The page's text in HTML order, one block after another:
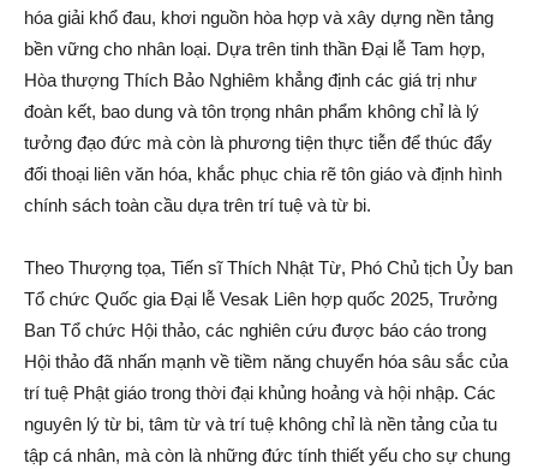
hóa giải khổ đau, khơi nguồn hòa hợp và xây dựng nền tảng
bền vững cho nhân loại. Dựa trên tinh thần Đại lễ Tam hợp,
Hòa thượng Thích Bảo Nghiêm khẳng định các giá trị như
đoàn kết, bao dung và tôn trọng nhân phẩm không chỉ là lý
tưởng đạo đức mà còn là phương tiện thực tiễn để thúc đẩy
đối thoại liên văn hóa, khắc phục chia rẽ tôn giáo và định hình
chính sách toàn cầu dựa trên trí tuệ và từ bi.
Theo Thượng tọa, Tiến sĩ Thích Nhật Từ, Phó Chủ tịch Ủy ban
Tổ chức Quốc gia Đại lễ Vesak Liên hợp quốc 2025, Trưởng
Ban Tổ chức Hội thảo, các nghiên cứu được báo cáo trong
Hội thảo đã nhấn mạnh về tiềm năng chuyển hóa sâu sắc của
trí tuệ Phật giáo trong thời đại khủng hoảng và hội nhập. Các
nguyên lý từ bi, tâm từ và trí tuệ không chỉ là nền tảng của tu
tập cá nhân, mà còn là những đức tính thiết yếu cho sự chung